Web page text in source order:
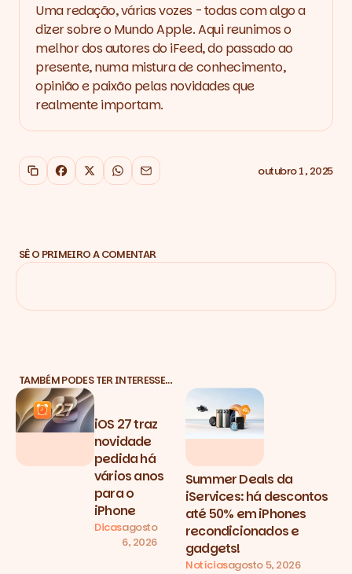
Uma redação, várias vozes - todas com algo a
dizer sobre o Mundo Apple. Aqui reunimos o
melhor dos autores do iFeed, do passado ao
presente, numa mistura de conhecimento,
opinião e paixão pelas novidades que
realmente importam.
Copiar link
Facebook
X WhatsApp
Email outubro 1, 2025
SÊ O PRIMEIRO A COMENTAR
TAMBÉM PODES TER INTERESSE…
iOS 27 traz
novidade
pedida há
vários anos
para o
iPhone
Dicasagosto
6, 2026
Summer Deals da
iServices: há descontos
até 50% em iPhones
recondicionados e
gadgets!
Notíciasagosto 5, 2026